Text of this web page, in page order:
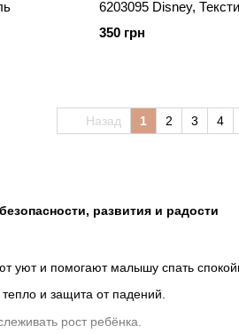
развития и радости
уют и помогают малышу спать
и защита от падений.
рост ребёнка.
6203095 Disney,
350 грн
Назад 1 2 3 4